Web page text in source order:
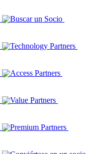
Buscar un Socio
Technology Partners
Access Partners
Value Partners
Premium Partners